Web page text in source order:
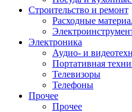
Строительство и ремонт
Расходные
Электроника
Аудио- и
Портативная
Телевизоры
Телефоны
Прочее
Прочее